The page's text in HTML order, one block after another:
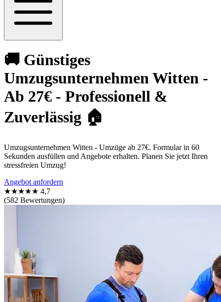
🚚 Günstiges
Umzugsunternehmen Witten -
Ab 27€ - Professionell &
Zuverlässig 🏠
Umzugsunternehmen Witten - Umzüge ab 27€. Formular in 60
Sekunden ausfüllen und Angebote erhalten. Planen Sie jetzt Ihren
stressfreien Umzug!
Angebot anfordern
★★★★★ 4,7
(582 Bewertungen)